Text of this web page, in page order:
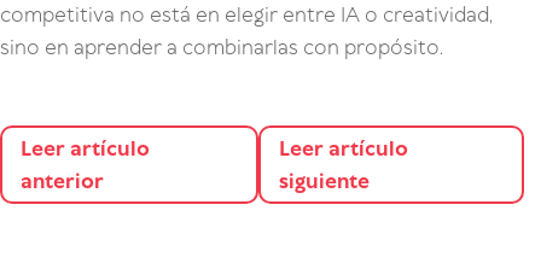
competitiva no está en elegir entre IA o creatividad,
sino en aprender a combinarlas con propósito.
Leer artículo
anterior
Leer artículo
siguiente